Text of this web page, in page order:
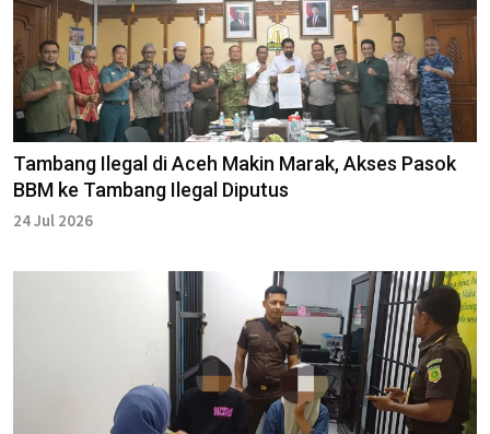
Tambang Ilegal di Aceh Makin Marak, Akses Pasok
BBM ke Tambang Ilegal Diputus
24 Jul 2026